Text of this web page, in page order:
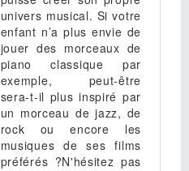
univers musical. Si votre
enfant n’a plus envie de
jouer des morceaux de
piano classique par
exemple, peut-être
sera-t-il plus inspiré par
un morceau de jazz, de
rock ou encore les
musiques de ses films
préférés ?N'hésitez pas